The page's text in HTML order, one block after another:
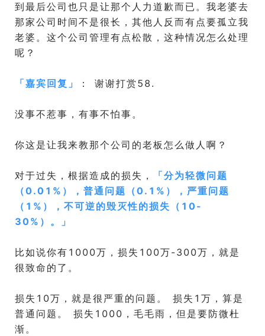
到最后公司也只是让那个人力道歉而已。我老婆去
那家公司时间不是很长，其他人反而有点要孤立我
老婆。这个公司管理有点松散，这种情况怎么处理
呢？
「嘉宾回复 」 ： 谢谢打赏58.
没事不惹事，有事不怕事。
你这是让我来教那个公司的老板怎么做人啊？
对于过失，根据造成的损失， 「分为轻微问题
（0.01%），普通问题（0.1%），严重问题
（1%），不可逆的毁灭性的损失（10-
30%）。
」
比如说你有1000万，损失100万-300万，就是
很致命的了。
损失10万，就是很严重的问题。 损失1万，算是
普通问题。 损失1000，毛毛雨，但是要防微杜
渐。